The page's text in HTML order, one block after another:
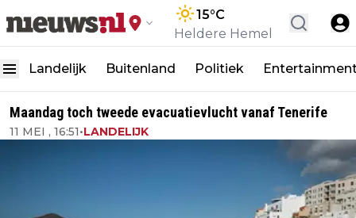
15°C
Heldere Hemel
Landelijk Buitenland Politiek
Maandag toch tweede evacuatievlucht vanaf Tenerife
11 MEI , 16:51•LANDELIJK